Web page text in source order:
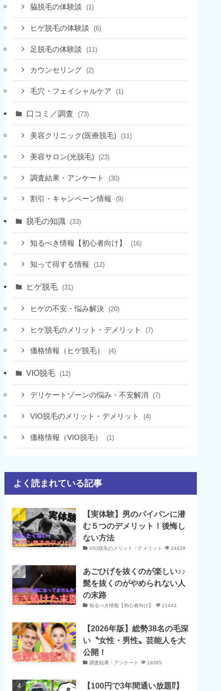
脇脱毛の体験談 (1)
ヒゲ脱毛の体験談 (6)
足脱毛の体験談 (11)
カウンセリング (2)
毛穴・フェイシャルケア (1)
口コミ／調査 (73)
美容クリニック(医療脱毛) (11)
美容サロン(光脱毛) (23)
調査結果・アンケート (30)
割引・キャンペーン情報 (9)
脱毛の知識 (33)
知るべき情報【初心者向け】 (16)
知って得する情報 (12)
ヒゲ脱毛 (31)
ヒゲの不安・悩み解決 (20)
ヒゲ脱毛のメリット・デメリット (7)
価格情報（ヒゲ脱毛） (4)
VIO脱毛 (12)
デリケートゾーンの悩み・不安解消 (7)
VIO脱毛のメリット・デメリット (4)
価格情報（VIO脱毛） (1)
よく読まれている記事
【実体験】男のパイパンに潜
む５つのデメリット！後悔し
ない方法
VIO脱毛のメリット・デメリット 24429
あごひげを抜くのが楽しい♪♪
髭を抜くのがやめられない人
の末路
知るべき情報【初心者向け】 21443
【2026年版】総勢38名の毛深
い〝女性・男性〟芸能人を大
公開！
調査結果・アンケート 19385
【100円で3年間通い放題⁉】